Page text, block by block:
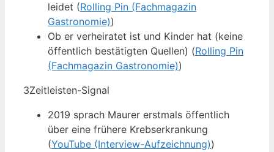
leidet (Rolling Pin (Fachmagazin
Gastronomie))
Ob er verheiratet ist und Kinder hat (keine
öffentlich bestätigten Quellen) (Rolling Pin
(Fachmagazin Gastronomie))
3Zeitleisten-Signal
2019 sprach Maurer erstmals öffentlich
über eine frühere Krebserkrankung
(YouTube (Interview-Aufzeichnung))